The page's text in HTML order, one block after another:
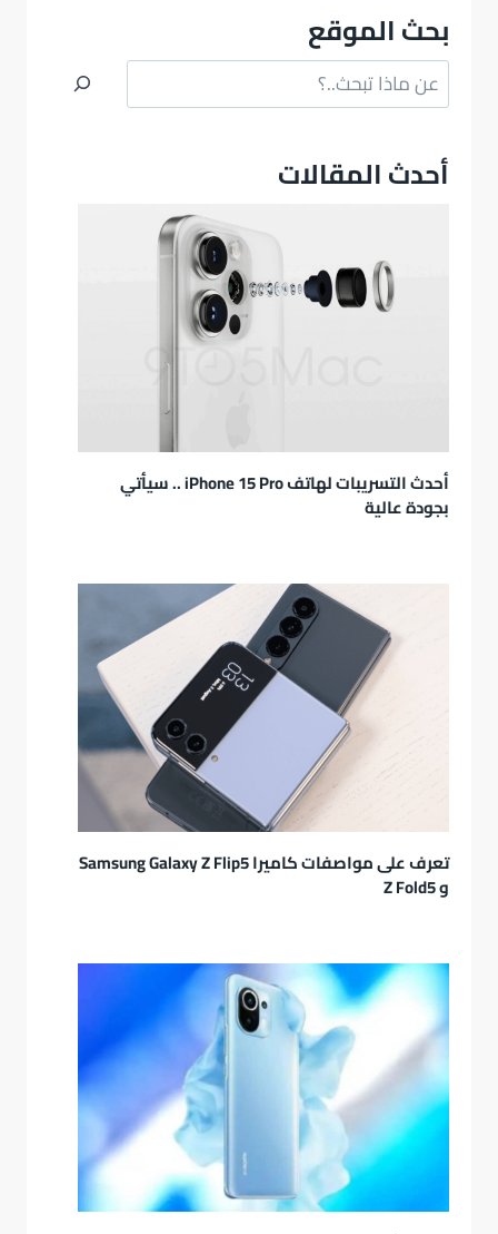
بحث الموقع
البحث
أحدث المقالات
أحدث التسريبات لهاتف iPhone 15 Pro .. سيأتي
بجودة عالية
تعرف على مواصفات كاميرا Samsung Galaxy Z Flip5
و Z Fold5